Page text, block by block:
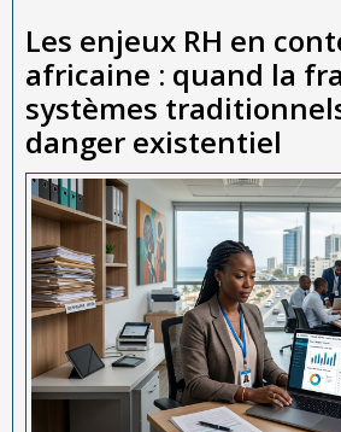
Les enjeux RH en
africaine : quand la
systèmes
danger existentiel